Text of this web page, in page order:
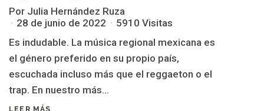
Por Julia Hernández Ruza
28 de junio de 2022
5910 Visitas
Es indudable. La música regional mexicana es
el género preferido en su propio país,
escuchada incluso más que el reggaeton o el
trap. En nuestro más...
LEER MÁS